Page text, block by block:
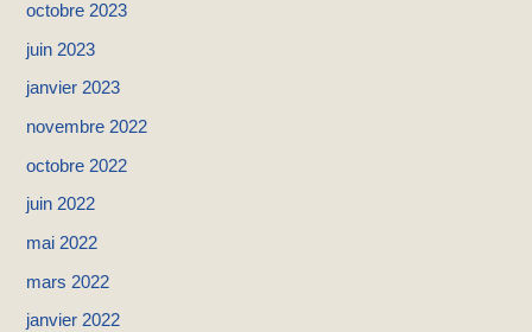
octobre 2023
juin 2023
janvier 2023
novembre 2022
octobre 2022
juin 2022
mai 2022
mars 2022
janvier 2022